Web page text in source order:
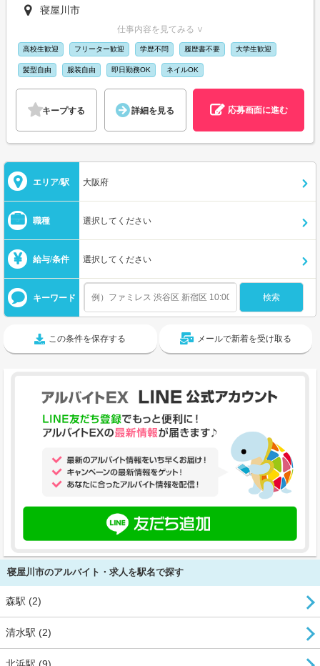
寝屋川市
仕事内容を見てみる ∨
高校生歓迎 フリーター歓迎 学歴不問 履歴書不要 大学生歓迎
髪型自由 服装自由 即日勤務OK ネイルOK
キープする 詳細を見る 応募画面に進む
エリア/駅 大阪府
職種 選択してください
給与/条件 選択してください
キーワード
この条件を保存する メールで新着を受け取る
寝屋川市のアルバイト・求人を駅名で探す
森駅 (2)
清水駅 (2)